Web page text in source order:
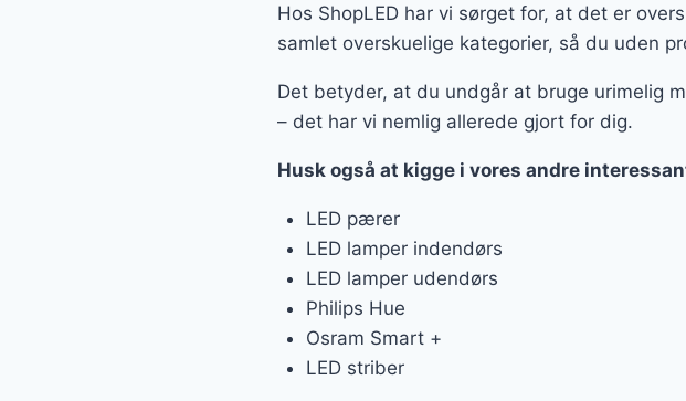
Hos ShopLED har vi sørget for, at det er
samlet overskuelige kategorier, så du uden
Det betyder, at du undgår at bruge urimelig
– det har vi nemlig allerede gjort for dig.
Husk også at kigge i vores andre
LED pærer
LED lamper indendørs
LED lamper udendørs
Philips Hue
Osram Smart +
LED striber